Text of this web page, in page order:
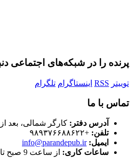
پرنده را در شبکه‌های اجتماعی
توییتر RSS اینستاگرام تلگرام
تماس با ما
آدرس دفتر: کارگر شمالی، بعد
تلفن: +۹۸۹۳۷۶۶۸۸۶۲۲
ایمیل: info@parandepub.ir
ساعات کاری: از ساعت 9 صبح تا 5 بعد از ظهر